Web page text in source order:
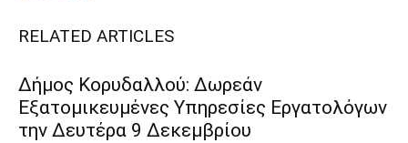
RELATED ARTICLES
Δήμος Κορυδαλλού: Δωρεάν
Εξατομικευμένες Υπηρεσίες Eργατολόγων
την Δευτέρα 9 Δεκεμβρίου